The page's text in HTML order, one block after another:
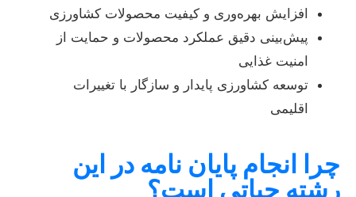
افزایش بهره‌وری و کیفیت محصولات کشاورزی
پیش‌بینی دقیق عملکرد محصولات و حمایت از
امنیت غذایی
توسعه کشاورزی پایدار و سازگار با تغییرات
اقلیمی
چرا انجام پایان نامه در این
رشته حیاتی است؟